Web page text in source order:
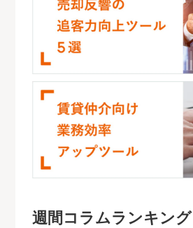
週間コラムランキング